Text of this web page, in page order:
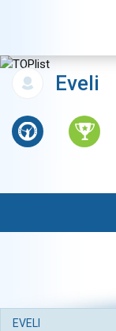
Eveli
EVELI